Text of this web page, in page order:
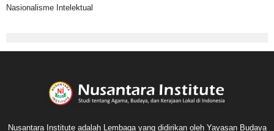
Nasionalisme Intelektual
Nusantara Institute adalah Lembaga yang didirikan oleh Yayasan Budaya